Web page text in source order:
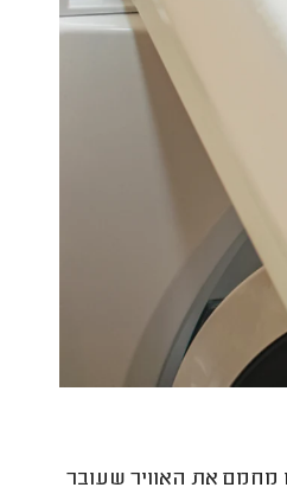
מחמם את האוויר שעובר